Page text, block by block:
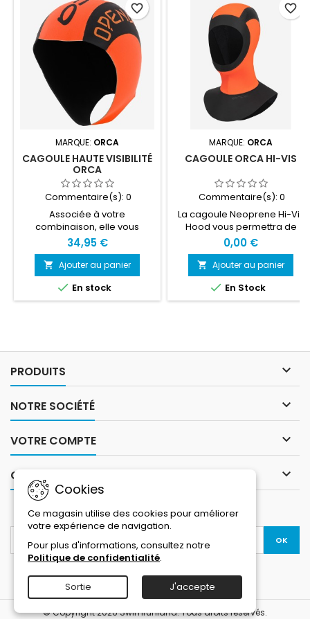
MARQUE: ORCA
CAGOULE HAUTE VISIBILITÉ
ORCA
Commentaire(s): 0
Associée à votre
combinaison, elle vous
procure une chaleur
supplémentaire dans des
eaux plus froides que
d'habitude.
34,95 €
 Ajouter au panier
 En stock
favorite_border
MARQUE: ORCA
CAGOULE ORCA HI-VIS
Commentaire(s): 0
La cagoule Neoprene Hi-Vis
Hood vous permettra de
profiter de la natation en eau
froide avec une protection et
un confort supérieurs. Les
couleurs haute visibilité vous
rendront facilement
repérable, même de loin, ce
doublure thermique amplifie
0,00 €
 Ajouter au panier
 En Stock
favorite_border
PRODUITS 
NOTRE SOCIÉTÉ 
VOTRE COMPTE 
CONTACT 
Cookies
Ce magasin utilise des cookies pour améliorer
votre expérience de navigation.
Pour plus d'informations, consultez notre
Politique de confidentialité.
Sortie J'accepte
LETTRE D'INFORMATIONS
© Copyright 2026 Swimrunland. Tous droits réservés.